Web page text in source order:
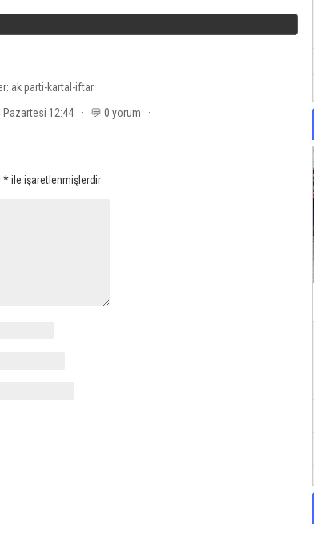
ak parti-kartal-iftar
Pazartesi 12:44 · 💬 0 yorum ·
*ile işaretlenmişlerdir